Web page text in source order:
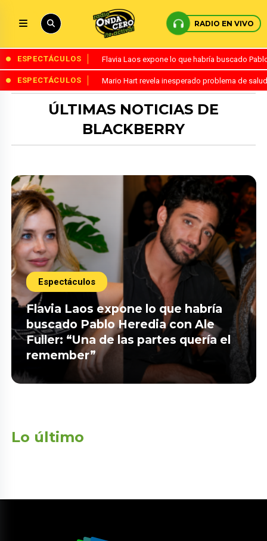
RADIO EN VIVO
ESPECTÁCULOS Flavia Laos expone lo que habría buscado
ESPECTÁCULOS Mario Hart revela inesperado problema de
ÚLTIMAS NOTICIAS DE
BLACKBERRY
Espectáculos
Flavia Laos expone lo que habría
buscado Pablo Heredia con Ale
Fuller: “Una de las partes quería el
remember”
Lo último